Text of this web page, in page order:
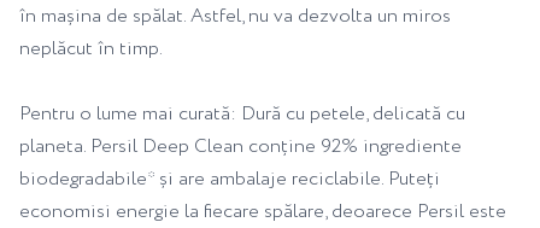
în mașina de spălat. Astfel, nu va dezvolta un miros
neplăcut în timp.
Pentru o lume mai curată: Dură cu petele, delicată cu
planeta. Persil Deep Clean conține 92% ingrediente
biodegradabile* și are ambalaje reciclabile. Puteți
economisi energie la fiecare spălare, deoarece Persil este